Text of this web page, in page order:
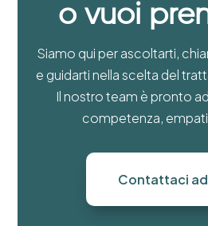
o vuoi
Siamo qui per ascoltarti,
e guidarti nella scelta del
Il nostro team è pronto
competenza,
Contattaci